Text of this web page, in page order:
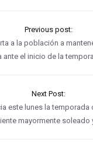
Previous post:
a la población a
ante el inicio de la
Next Post:
este lunes la temporada
mayormente soleado